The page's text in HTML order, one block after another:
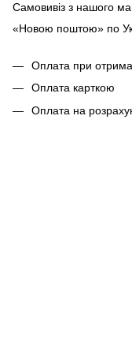
Самовивіз з нашого
«Новою поштою» по
Оплата при
Оплата карткою
Оплата на